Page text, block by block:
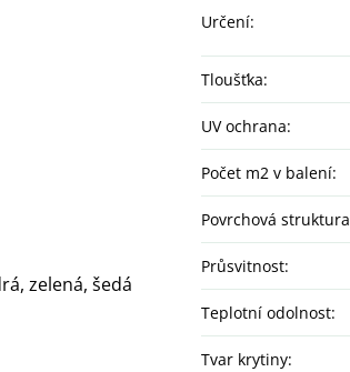
zelená, šedá
Určení:
Tloušťka:
UV ochrana:
Počet m2 v balení:
Povrchová struktura
Průsvitnost:
Teplotní odolnost:
Tvar krytiny: